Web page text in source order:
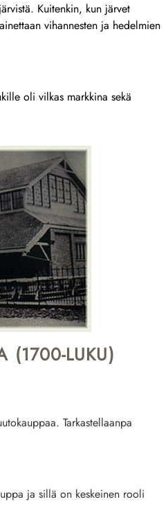
Kuitenkin, kun järvet
vihannesten ja hedelmien
oli vilkas markkina sekä
(1700-LUKU)
Tarkastellaanpa
ja sillä on keskeinen rooli